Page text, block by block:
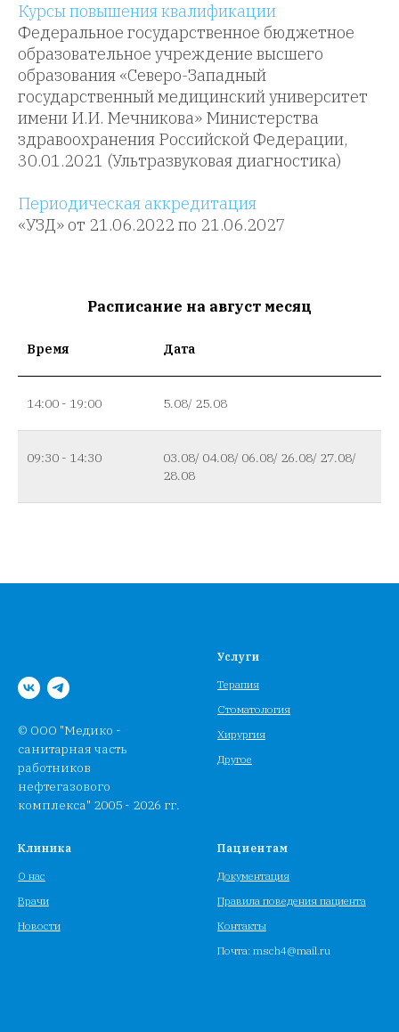
Курсы повышения квалификации
Федеральное государственное бюджетное
образовательное учреждение высшего
образования «Северо-Западный
государственный медицинский университет
имени И.И. Мечникова» Министерства
здравоохранения Российской Федерации,
30.01.2021 (Ультразвуковая диагностика)
Периодическая аккредитация
«УЗД» от 21.06.2022 по 21.06.2027
Расписание на август месяц
Время Дата
14:00 - 19:00 5.08/ 25.08
09:30 - 14:30
03.08/ 04.08/ 06.08/ 26.08/ 27.08/
28.08
© ООО "Медико -
санитарная часть
работников
нефтегазового
комплекса" 2005 - 2026 гг.
Услуги
Терапия
Стоматология
Хирургия
Другое
Клиника
О нас
Врачи
Новости
Пациентам
Документация
Правила поведения пациента
Контакты
Почта: msch4@mail.ru